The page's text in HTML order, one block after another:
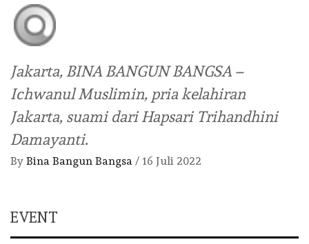
Jakarta, BINA BANGUN BANGSA –
Ichwanul Muslimin, pria kelahiran
Jakarta, suami dari Hapsari Trihandhini
Damayanti.
By Bina Bangun Bangsa / 16 Juli 2022
EVENT